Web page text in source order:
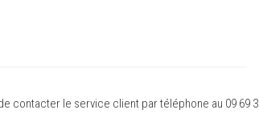
contacter le service client par téléphone au 09 69